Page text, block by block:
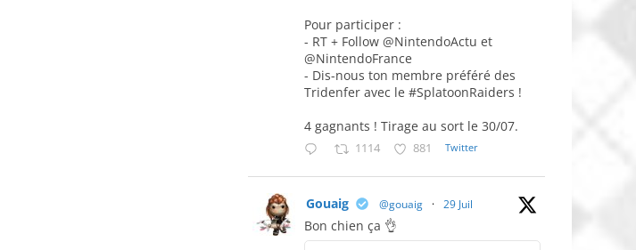
Pour participer :
- RT + Follow @NintendoActu et
@NintendoFrance
- Dis-nous ton membre préféré des
Tridenfer avec le #SplatoonRaiders !
4 gagnants ! Tirage au sort le 30/07.
1114 881 Twitter
Gouaig @gouaig · 29 Juil
Bon chien ça 👌